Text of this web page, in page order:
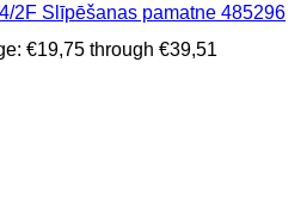
2F Slīpēšanas pamatne 485296
€19,75 through €39,51